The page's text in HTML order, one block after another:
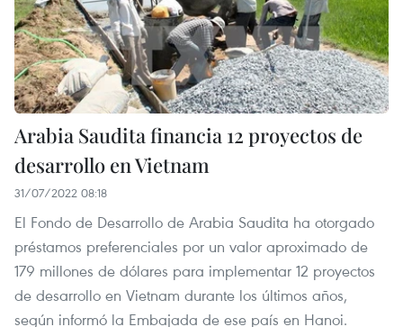
Arabia Saudita financia 12 proyectos de
desarrollo en Vietnam
31/07/2022 08:18
El Fondo de Desarrollo de Arabia Saudita ha otorgado
préstamos preferenciales por un valor aproximado de
179 millones de dólares para implementar 12 proyectos
de desarrollo en Vietnam durante los últimos años,
según informó la Embajada de ese país en Hanoi.